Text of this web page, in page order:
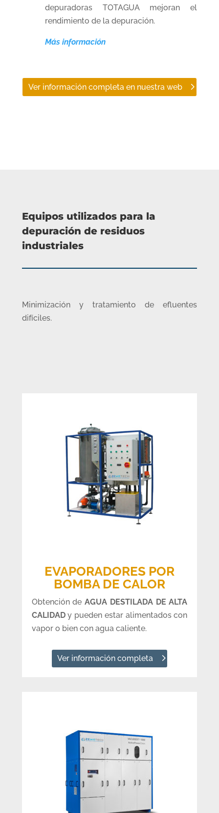
depuradoras TOTAGUA mejoran el
rendimiento de la depuración.
Más información
Ver información completa en nuestra web
Equipos utilizados para la
depuración de residuos
industriales
Minimización y tratamiento de efluentes
difíciles.
EVAPORADORES POR
BOMBA DE CALOR
Obtención deAGUA DESTILADA DE ALTA
CALIDADy pueden estar alimentados con
vapor o bien con agua caliente.
Ver información completa